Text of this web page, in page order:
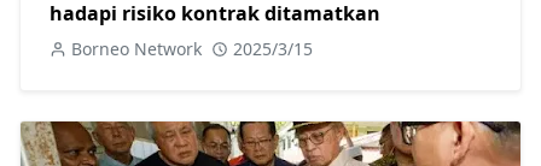
hadapi risiko kontrak ditamatkan
Borneo Network 2025/3/15